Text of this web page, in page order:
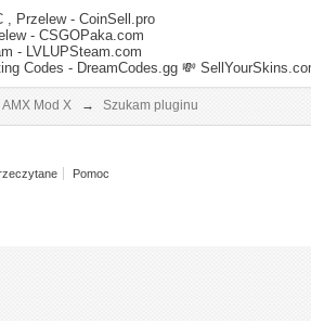
, Przelew - CoinSell.pro
- CSGOPaka.com
- LVLUPSteam.com
Codes - DreamCodes.gg 💸
AMX Mod X → Szukam pluginu
Pomoc